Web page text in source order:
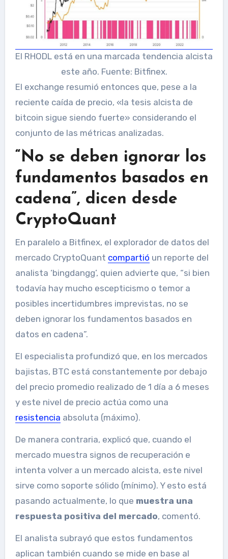
El RHODL está en una marcada tendencia alcista
este año. Fuente: Bitfinex.
El exchange resumió entonces que, pese a la
reciente caída de precio, «la tesis alcista de
bitcoin sigue siendo fuerte» considerando el
conjunto de las métricas analizadas.
“No se deben ignorar los
fundamentos basados en
cadena”, dicen desde
CryptoQuant
En paralelo a Bitfinex, el explorador de datos del
mercado CryptoQuant compartió un reporte del
analista ‘bingdangg’, quien advierte que, “si bien
todavía hay mucho escepticismo o temor a
posibles incertidumbres imprevistas, no se
deben ignorar los fundamentos basados ​​en
datos en cadena”.
El especialista profundizó que, en los mercados
bajistas, BTC está constantemente por debajo
del precio promedio realizado de 1 día a 6 meses
y este nivel de precio actúa como una
resistencia absoluta (máximo).
De manera contraria, explicó que, cuando el
mercado muestra signos de recuperación e
intenta volver a un mercado alcista, este nivel
sirve como soporte sólido (mínimo). Y esto está
pasando actualmente, lo que muestra una
respuesta positiva del mercado, comentó.
El analista subrayó que estos fundamentos
aplican también cuando se mide en base al